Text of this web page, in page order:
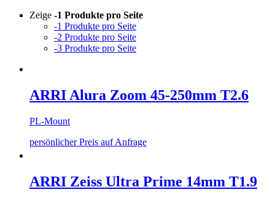
Zeige -1 Produkte pro Seite
-1 Produkte pro Seite
-2 Produkte pro Seite
-3 Produkte pro Seite
ARRI Alura Zoom 45-250mm T2.6
PL-Mount
persönlicher Preis auf Anfrage
ARRI Zeiss Ultra Prime 14mm T1.9